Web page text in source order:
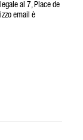
al 7, Place de
email è